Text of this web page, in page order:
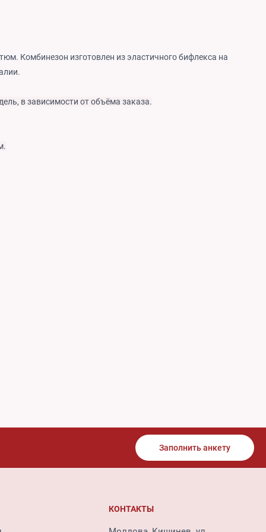
Комбинезон изготовлен из эластичного бифлекса на
в зависимости от объёма заказа.
Заполнить анкету
КОНТАКТЫ